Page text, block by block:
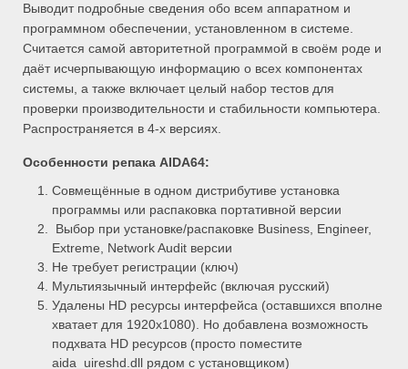
Выводит подробные сведения обо всем аппаратном и
программном обеспечении, установленном в системе.
Считается самой авторитетной программой в своём роде и
даёт исчерпывающую информацию о всех компонентах
системы, а также включает целый набор тестов для
проверки производительности и стабильности компьютера.
Распространяется в 4-х версиях.
Особенности репака AIDA64:
Совмещённые в одном дистрибутиве установка
программы или распаковка портативной версии
Выбор при установке/распаковке Business, Engineer,
Extreme, Network Audit версии
Не требует регистрации (ключ)
Мультиязычный интерфейс (включая русский)
Удалены HD ресурсы интерфейса (оставшихся вполне
хватает для 1920x1080). Но добавлена возможность
подхвата HD ресурсов (просто поместите
aida_uireshd.dll рядом с установщиком)